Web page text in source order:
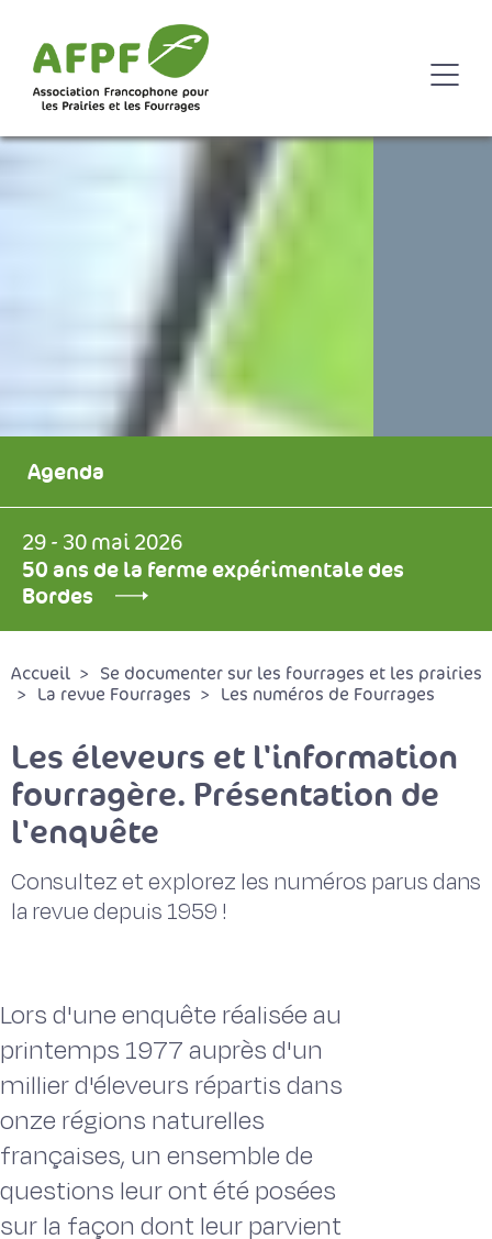
Agenda
29 - 30 mai 2026
50 ans de la ferme expérimentale des
Bordes
Accueil
Se documenter sur les fourrages et les prairies
La revue Fourrages
Les numéros de Fourrages
Les éleveurs et l'information
fourragère. Présentation de
l'enquête
Consultez et explorez les numéros parus dans
la revue depuis 1959 !
Lors d'une enquête réalisée au
printemps 1977 auprès d'un
millier d'éleveurs répartis dans
onze régions naturelles
françaises, un ensemble de
questions leur ont été posées
sur la façon dont leur parvient